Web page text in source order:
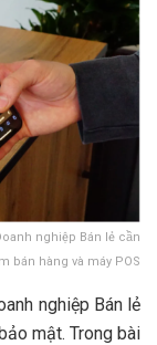
nghiệp Bán lẻ cần
bán hàng và máy POS
nghiệp Bán lẻ
mật. Trong bài